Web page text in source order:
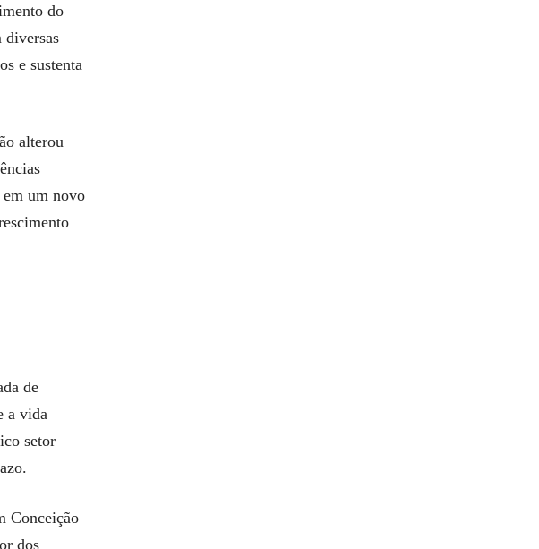
do
diversas
e sustenta
alterou
em um novo
de
a vida
setor
Conceição
dos